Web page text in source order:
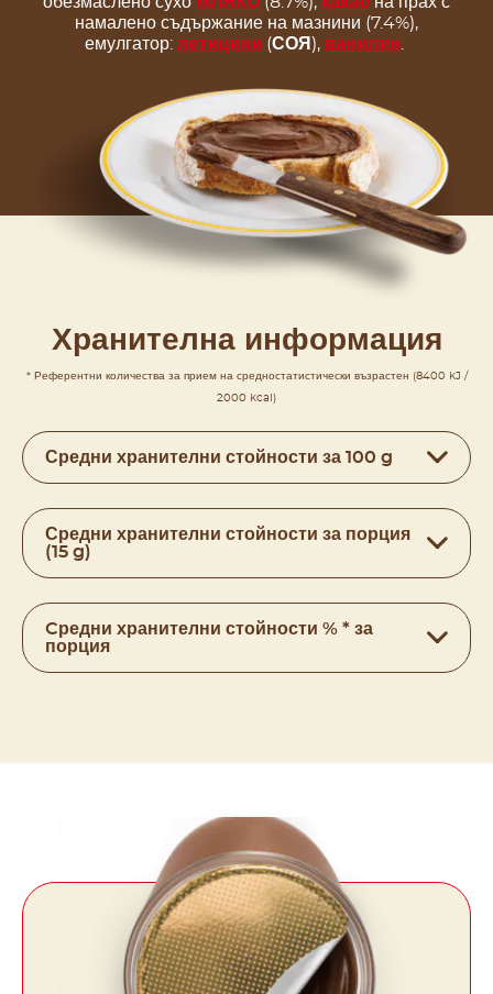
намалено съдържание на мазнини (7.4%),
емулгатор: летицини (СОЯ), ванилин
Хранителна информация
* Референтни количества за прием на средностатистически възрастен (8400 kJ /
2000 kcal)
Средни хранителни стойности за 100 g
Средни хранителни стойности за порция
(15 g)
Cредни хранителни стойности % * за
порция